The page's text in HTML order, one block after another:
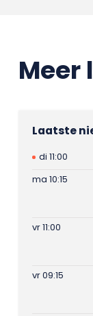
Meer
Laatste
di 11:00
ma 10:15
vr 11:00
vr 09:15